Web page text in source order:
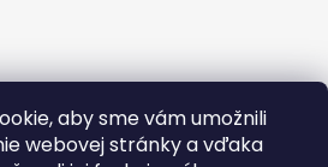
aby sme vám umožnili
webovej stránky a vďaka
údajov